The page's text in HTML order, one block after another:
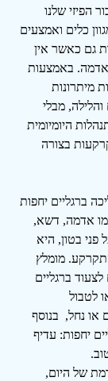
הפיזי שלנו
כלים ואמצעים
גם כאשר אין
באמצעות
מיתרונות
מבלי
היומיומית
בצורה
ברגליים יחפות
אדמה, דשא,
פני בטון, היא
מומלץ
ברגליים
לטבול
או נחל,  בנוסף
יחפות: עדיף
של היום,